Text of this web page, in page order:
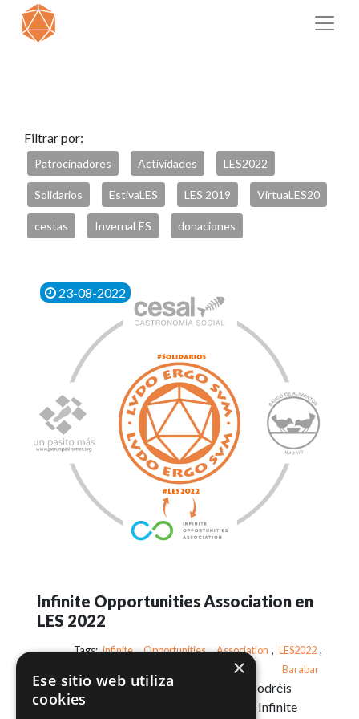
Filtrar por:
Patrocinadores Actividades LES2022
Solidarios EstivaLES LES 2019 VirtuaLES20
cestas InvernaLES donaciones
23-08-2022
Infinite Opportunities Association en
LES 2022
Tags: infinite , Opportunities , Association , LES2022 ,
Barabar
¿Conocéis Barabar? Pues en estas LES, podréis
hacerlo, de la mano de los voluntarios de Infinite
×
Ese sitio web utiliza
cookies